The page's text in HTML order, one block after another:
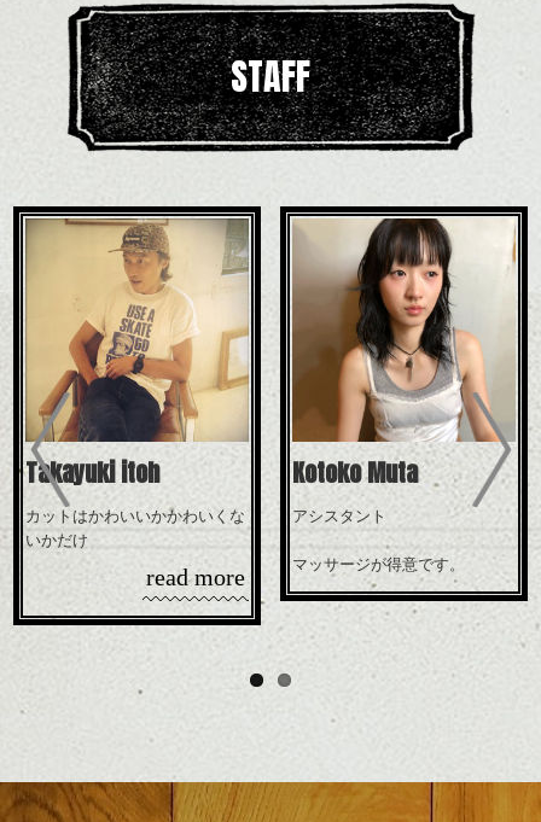
STAFF
Takayuki itoh
カットはかわいいかかわいくな
いかだけ
read more
Kotoko Muta
アシスタント
マッサージが得意です。
Previous